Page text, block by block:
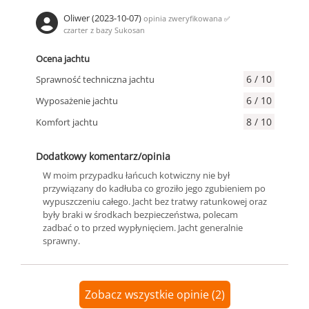
Oliwer (2023-10-07) opinia zweryfikowana ✅
czarter z bazy Sukosan
Ocena jachtu
Sprawność techniczna jachtu
6 / 10
Wyposażenie jachtu 6 / 10
Komfort jachtu 8 / 10
Dodatkowy komentarz/opinia
W moim przypadku łańcuch kotwiczny nie był
przywiązany do kadłuba co groziło jego zgubieniem po
wypuszczeniu całego. Jacht bez tratwy ratunkowej oraz
były braki w środkach bezpieczeństwa, polecam
zadbać o to przed wypłynięciem. Jacht generalnie
sprawny.
Zobacz wszystkie opinie (2)